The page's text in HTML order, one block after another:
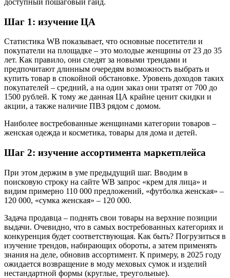
Шаг 1: изучение ЦА
Статистика WB показывает, что основные посетители и
покупатели на площадке – это молодые женщины от 23 до 35
лет. Как правило, они следят за новыми трендами и
предпочитают длинным очередям возможность выбрать и
купить товар в спокойной обстановке. Уровень доходов таких
покупателей – средний, а на один заказ они тратят от 700 до
1500 рублей. К тому же данная ЦА крайне ценит скидки и
акции, а также наличие ПВЗ рядом с домом.
Наиболее востребованные женщинами категории товаров –
женская одежда и косметика, товары для дома и детей.
Шаг 2: изучение ассортимента маркетплейса
При этом держим в уме предыдущий шаг. Вводим в
поисковую строку на сайте WB запрос «крем для лица» и
видим примерно 110 000 предложений, «футболка женская» –
120 000, «сумка женская» – 120 000.
Задача продавца – поднять свои товары на верхние позиции
выдачи. Очевидно, что в самых востребованных категориях и
конкуренция будет соответствующая. Как быть? Погрузиться в
изучение трендов, набирающих обороты, а затем применять
знания на деле, обновив ассортимент. К примеру, в 2025 году
ожидается возвращение в моду меховых сумок и изделий
нестандартной формы (круглые, треугольные).